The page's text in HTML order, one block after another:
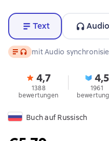
Text Audio
Text, Audioformat verfügbar
mit Audio
4,7
1388
bewertungen
4,5
1961
Buch auf Russisch